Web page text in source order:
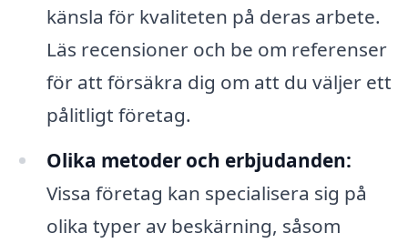
känsla för kvaliteten på deras arbete.
Läs recensioner och be om referenser
för att försäkra dig om att du väljer ett
pålitligt företag.
Olika metoder och erbjudanden:
Vissa företag kan specialisera sig på
olika typer av beskärning, såsom